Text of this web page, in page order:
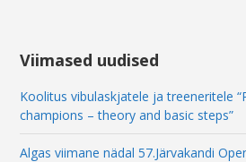
E
m
a
i
l
Viimased uudised
Koolitus vibulaskjatele ja treeneritele
champions – theory and basic steps”
Algas viimane nädal 57.Järvakandi